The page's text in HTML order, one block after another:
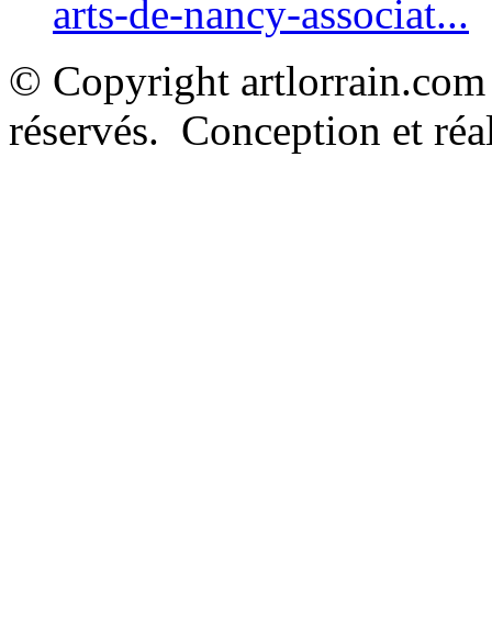
arts-de-nancy-associat...
© Copyright
réservés. Conception et